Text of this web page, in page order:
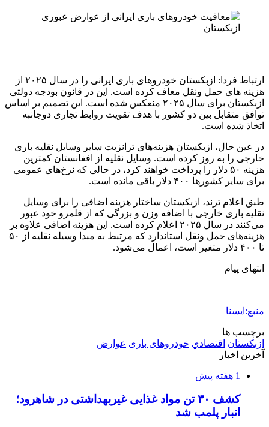
ارتباط فردا: ازبکستان خودروهای باری ایرانی را در سال ۲۰۲۵ از
هزینه های حمل ونقل معاف کرده است. این در قانون بودجه دولتی
ازبکستان برای سال ۲۰۲۵ منعکس شده است. این تصمیم بر اساس
توافق متقابل بین دو کشور با هدف تقویت روابط تجاری دوجانبه
اتخاذ شده است.
در عین حال، ازبکستان هزینه‌های ترانزیت سایر وسایل نقلیه باری
خارجی را به روز کرده است. وسایل نقلیه از افغانستان کمترین
هزینه ۵۰ دلار را پرداخت خواهند کرد، در حالی که نرخ‌های عمومی
برای سایر کشورها ۴۰۰ دلار باقی مانده است.
طبق اعلام ترند، ازبکستان ساختار هزینه اضافی را برای وسایل
نقلیه باری خارجی با اضافه وزن و بزرگی که از قلمرو خود عبور
می‌کنند در سال ۲۰۲۵ اعلام کرده است. این هزینه اضافی علاوه بر
هزینه‌های حمل ونقل استاندارد که مرتبط به مبدا وسیله نقلیه از ۵۰
تا ۴۰۰ دلار متغیر است، اعمال می‌شود.
انتهای پیام
منبع:ایسنا
برچسب ها
ازبكستان اقتصادي خودروهای باری عوارض
آخرین اخبار
1 هفته پیش
کشف ۳۰ تن مواد غذایی غیربهداشتی در شاهرود؛
انبار پلمب شد